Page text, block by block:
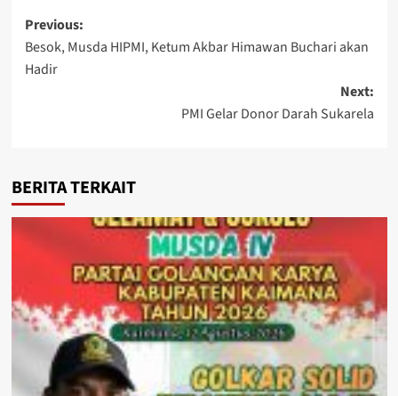
Post
navigation
Previous:
Besok, Musda HIPMI, Ketum Akbar Himawan Buchari akan
Hadir
Next:
PMI Gelar Donor Darah Sukarela
BERITA TERKAIT